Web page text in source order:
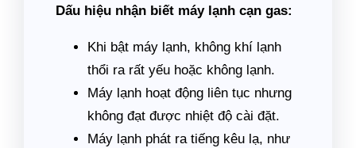
Dấu hiệu nhận biết máy lạnh cạn gas:
Khi bật máy lạnh, không khí lạnh
thổi ra rất yếu hoặc không lạnh.
Máy lạnh hoạt động liên tục nhưng
không đạt được nhiệt độ cài đặt.
Máy lạnh phát ra tiếng kêu lạ, như